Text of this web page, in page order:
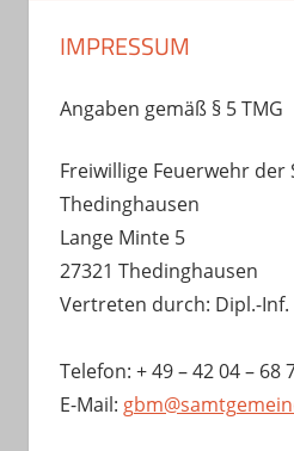
IMPRESSUM
Angaben gemäß § 5 TMG
Freiwillige Feuerwehr der
Thedinghausen
Lange Minte 5
27321 Thedinghausen
Vertreten durch: Dipl.-
Telefon: + 49 – 42 04 – 68
E-Mail: